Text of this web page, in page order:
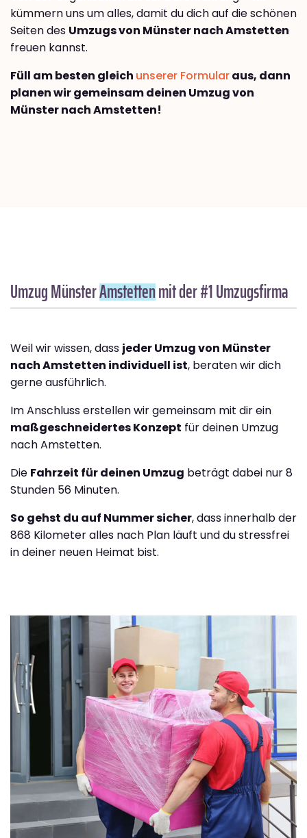
kümmern uns um alles, damit du dich auf die schönen
Seiten des Umzugs von Münster nach Amstetten
freuen kannst.
Füll am besten gleich unserer Formularaus, dann
planen wir gemeinsam deinen Umzug von
Münster nach Amstetten!
Umzug MünsterAmstettenmit der #1 Umzugsfirma
Weil wir wissen, dass jeder Umzug von Münster
nach Amstetten individuell ist, beraten wir dich
gerne ausführlich.
Im Anschluss erstellen wir gemeinsam mit dir ein
maßgeschneidertes Konzept für deinen Umzug
nach Amstetten.
Die Fahrzeit für deinen Umzug beträgt dabei nur 8
Stunden 56 Minuten.
So gehst du auf Nummer sicher, dass innerhalb der
868 Kilometer alles nach Plan läuft und du stressfrei
in deiner neuen Heimat bist.